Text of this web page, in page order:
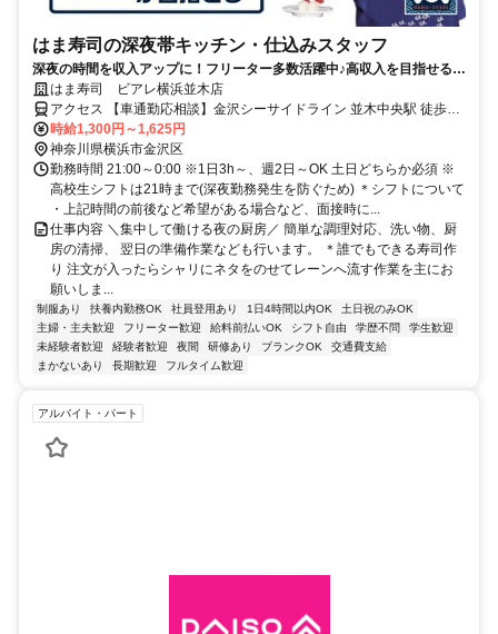
はま寿司の深夜帯キッチン・仕込みスタッフ
深夜の時間を収入アップに！フリーター多数活躍中♪高収入を目指せる環
境です！
はま寿司 ビアレ横浜並木店
アクセス 【車通勤応相談】金沢シーサイドライン 並木中央駅 徒歩8
分
時給1,300円～1,625円
神奈川県横浜市金沢区
勤務時間 21:00～0:00 ※1日3h～、週2日～OK 土日どちらか必須 ※
高校生シフトは21時まで(深夜勤務発生を防ぐため) ＊シフトについて
・上記時間の前後など希望がある場合など、面接時に...
仕事内容 ＼集中して働ける夜の厨房／ 簡単な調理対応、洗い物、厨
房の清掃、 翌日の準備作業なども行います。 ＊誰でもできる寿司作
り 注文が入ったらシャリにネタをのせてレーンへ流す作業を主にお
願いしま...
制服あり 扶養内勤務OK 社員登用あり 1日4時間以内OK
土日祝のみOK
主婦・主夫歓迎
フリーター歓迎 給料前払いOK シフト自由 学歴不問
学生歓迎
未経験者歓迎
経験者歓迎 夜間 研修あり ブランクOK
交通費支給
まかないあり
長期歓迎 フルタイム歓迎
アルバイト・パート